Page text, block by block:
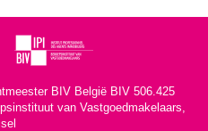
BIV België BIV 506.425
van Vastgoedmakelaars,